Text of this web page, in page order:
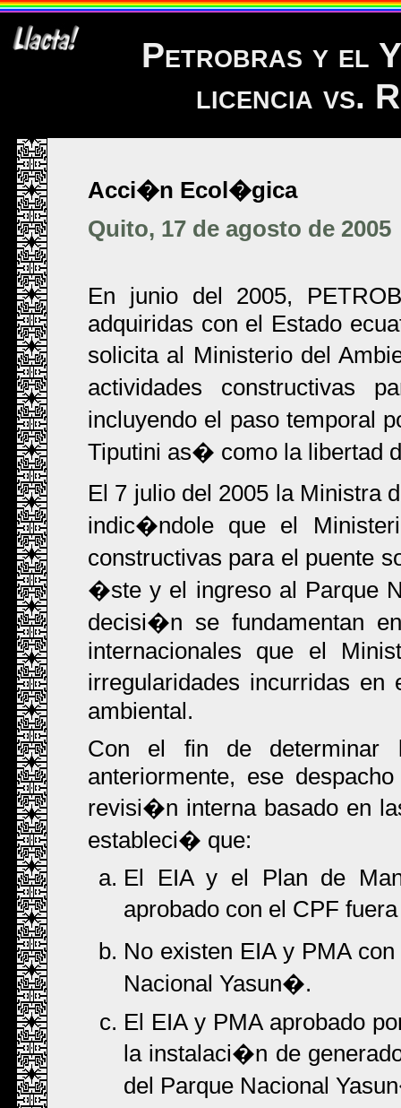
Petrobras y el
licencia vs.
Acci�n Ecol�gica
Quito, 17 de agosto de 2005
En junio del 2005,
adquiridas con el Estado
solicita al Ministerio del
actividades constructivas
incluyendo el paso temporal
Tiputini as� como la libertad
El 7 julio del 2005 la Ministra
indic�ndole que el
constructivas para el puente
�ste y el ingreso al Parque
decisi�n se fundamentan
internacionales que el
irregularidades incurridas
ambiental.
Con el fin de determinar
anteriormente, ese
revisi�n interna basado en
estableci� que:
El EIA y el Plan de
aprobado con el CPF
No existen EIA y PMA
Nacional Yasun�.
El EIA y PMA aprobado
la instalaci�n de
del Parque Nacional